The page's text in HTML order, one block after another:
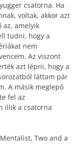
csatorna. Ha
voltak, akkor azt
az, amelyik
tudni, hogy a
nem
Az viszont
azt lépni, hogy a
láttam pár
A másik meglepő
fel az
illik a csatorna
Two and a